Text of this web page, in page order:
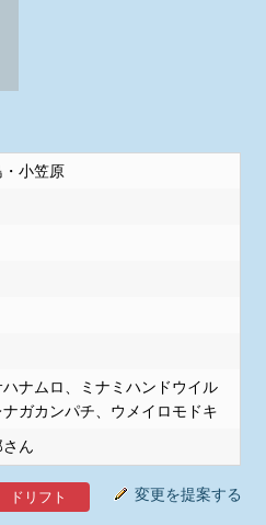
小笠原
ハナムロ、ミナミハンドウイル
ガカンパチ、ウメイロモドキ
さん
変更を提案する
ドリフト